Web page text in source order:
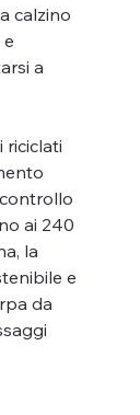
calzino
a
riciclati
ai 240
la
e
da